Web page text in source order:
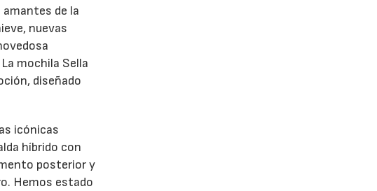
de la
nuevas
mochila Sella
diseñado
icónicas
híbrido con
posterior y
Hemos estado